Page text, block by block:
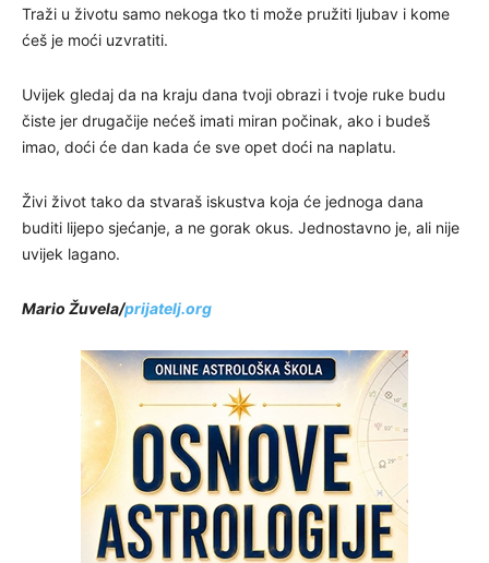
Traži u životu samo nekoga tko ti može pružiti ljubav i kome
ćeš je moći uzvratiti.
Uvijek gledaj da na kraju dana tvoji obrazi i tvoje ruke budu
čiste jer drugačije nećeš imati miran počinak, ako i budeš
imao, doći će dan kada će sve opet doći na naplatu.
Živi život tako da stvaraš iskustva koja će jednoga dana
buditi lijepo sjećanje, a ne gorak okus. Jednostavno je, ali nije
uvijek lagano.
Mario Žuvela/prijatelj.org